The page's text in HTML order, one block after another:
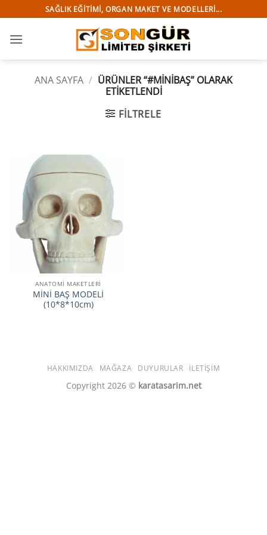
atla
SAĞLIK EĞITIMI, ORGAN MAKET VE MODELLERI...
ANA SAYFA / ÜRÜNLER “#MİNİBAŞ” OLARAK
ETIKETLENDI
FILTRELE
ANATOMİ MAKETLERİ
MİNİ BAŞ MODELİ
(10*8*10cm)
HAKKIMIZDA MAĞAZA DUYURULAR İLETIŞIM
Copyright 2026 © karatasarim.net